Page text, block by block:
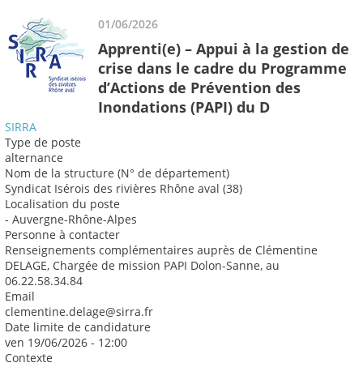
01/06/2026
Apprenti(e) – Appui à la gestion de
crise dans le cadre du Programme
d’Actions de Prévention des
Inondations (PAPI) du D
SIRRA
Type de poste
alternance
Nom de la structure (N° de département)
Syndicat Isérois des rivières Rhône aval (38)
Localisation du poste
- Auvergne-Rhône-Alpes
Personne à contacter
Renseignements complémentaires auprès de Clémentine
DELAGE, Chargée de mission PAPI Dolon-Sanne, au
06.22.58.34.84
Email
clementine.delage@sirra.fr
Date limite de candidature
ven 19/06/2026 - 12:00
Contexte